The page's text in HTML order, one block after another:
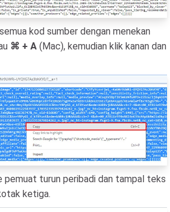
kod sumber dengan menekan
⌘ + A (Mac), kemudian klik kanan dan
pemuat turun peribadi dan tampal teks
ketiga.